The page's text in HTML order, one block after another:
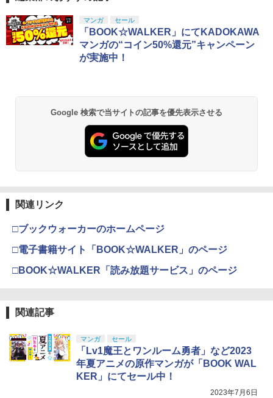
￥3,970
【特典】真・三國無双2 with 猛将伝 Re
典】「赤兎鐙『真・三國無双2』レトロ
4
【特典】STEINS;GATE RE:BOOT PS5
E 変移空間のオクテット」DLC)
5
【楽天ブックス限定特典+特典】METAL
GEAR SOLID : MASTER COLLECTION
Vol.2 PS5版(2連アクリルキーホルダー
+【早期購入封入特典】DLCチラシ)
￥367
【中古】ガチャメカスタジアム サルバ
【中古】とびだせ どうぶつの森 amiibo+
(「『とびだせ どうぶつの森 amiibo+』
4
【中古】【コミック】海街diary（全9
巻）
￥730
5
￥860
￥1,287
【送料無料】劇場版「鬼滅の刃」無限城
y】/アニメーション[Blu-ray]【返品種別
4
COWBOY BEBOP 天国の扉【Blu-ray】
5
劇場版 転生したらスライムだった件 蒼
海の涙編 (Blu-ray特装限定版)【Blu-ra
y】 [ 岡咲美保 ]
￥7,722
1
スプラトゥーン レイダース|オンライン
コード版
￥5,832
スプラトゥーン レイダース -Switch2
4
ニンテンドープリペイド番号 9000円|オ
5
ニンテンドープリペイド番号 5000円|オ
ンラインコード版
￥5,000
1
PlayStation 5 デジタル・エディション
日本語専用 Console Language: Japan
ese only (CFI-2200B01)
￥55,000
Beast of Reincarnation -PS5 【特典】
プロダクトコード 封入
￥7,286
￥11,849
4
【純正品】DualSense ワイヤレスコン
5
【純正品】DualSense ワイヤレスコン
トローラー(CFI-ZCT2J)
1
【純正品】Xbox ワイヤレス コントロー
ラー + USB-C® ケーブル
￥8,300
2
Xbox プリペイドカード 5,000円 デジタ
ルコード 【旧 Xbox ギフトカード】 [オ
ンラインコード]
￥5,000
B-C ケーブル
5
【純正品】Xbox ワイヤレス コントロー
ラー (カーボンブラック)
￥8,020
1
劇場版「鬼滅の刃」無限城編 第一章 猗
窩座再来 通常版 [Blu-ray]
￥3,964
劇場版「鬼滅の刃」無限城編 第一章 猗
窩座再来 通常版 [DVD]
￥3,523
￥8,698
『映画 ラブライブ！蓮ノ空女学院スクー
劇場版「鬼滅の刃」無限城編 第一章 猗
窩座再来 完全生産限定版 [DVD]
マンガ セール
「BOOK☆WALKER」にてKADOKAWA
マンガの“コイン50%還元”キャンペーン
が実施中！
Google 検索で当サイトの記事を優先表示させる
関連リンク
□ブックウォーカーのホームページ
□電子書籍サイト「BOOK☆WALKER」のページ
□BOOK☆WALKER「読み放題サービス」のページ
関連記事
マンガ セール
「Lv1魔王とワンルーム勇者」など2023
年夏アニメの原作マンガが「BOOK WAL
KER」にてセール中！
2023年7月6日